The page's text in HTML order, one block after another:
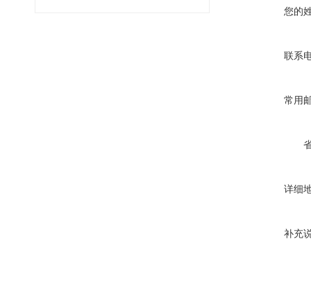
您的
联系
常用
详细
补充